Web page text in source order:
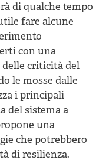
di qualche tempo
fare alcune
con una
delle criticità del
le mosse dalle
i principali
del sistema a
una
che potrebbero
di resilienza.